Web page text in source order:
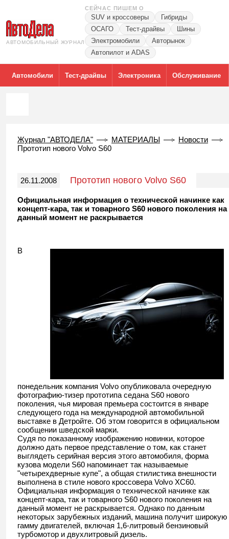
АВТОМОБИЛЬНЫЙ ЖУРНАЛ
СЕЙЧАС ПИШЕМ О
SUV и кроссоверы
Гибриды
ОСАГО
Тест-драйвы
Шины
Электромобили
Авторынок
Автопилот и ADAS
Автомобили Тест-драйвы Электроника Обслуживание
Журнал "АВТОДЕЛА" МАТЕРИАЛЫ
Новости
Прототип нового Volvo S60
26.11.2008 Прототип нового Volvo S60
Официальная информация о технической начинке как
концепт-кара, так и товарного S60 нового поколения на
данный момент не раскрывается
В
понедельник компания Volvo опубликовала очередную
фотографию-тизер прототипа седана S60 нового
поколения, чья мировая премьера состоится в январе
следующего года на международной автомобильной
выставке в Детройте. Об этом говорится в официальном
сообщении шведской марки.
Судя по показанному изображению новинки, которое
должно дать первое представление о том, как станет
выглядеть серийная версия этого автомобиля, форма
кузова модели S60 напоминает так называемые
"четырехдверные купе", а общая стилистика внешности
выполнена в стиле нового кроссовера Volvo XC60.
Официальная информация о технической начинке как
концепт-кара, так и товарного S60 нового поколения на
данный момент не раскрывается. Однако по данным
некоторых зарубежных изданий, машина получит широкую
гамму двигателей, включая 1,6-литровый бензиновый
турбомотор и двухлитровый дизель.